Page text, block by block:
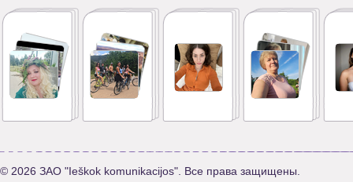
© 2026 ЗАО "Ieškok komunikacijos". Все права защищены.